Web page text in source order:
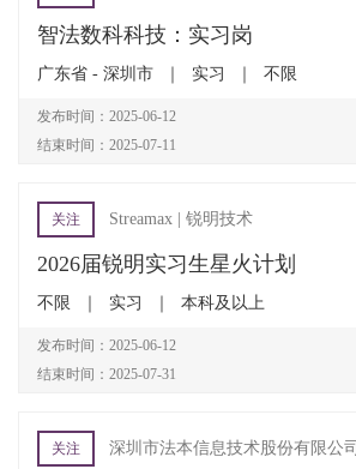
智法数科科技：实习岗
广东省 - 深圳市 实习 不限
发布时间：2025-06-12
结束时间：2025-07-11
关注 Streamax | 锐明技术
2026届锐明实习生星火计划
不限 实习 本科及以上
发布时间：2025-06-12
结束时间：2025-07-31
关注 深圳市法本信息技术股份有限公司